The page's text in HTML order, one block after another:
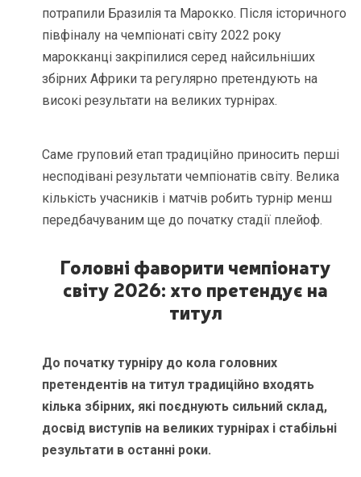
потрапили Бразилія та Марокко. Після історичного
півфіналу на чемпіонаті світу 2022 року
марокканці закріпилися серед найсильніших
збірних Африки та регулярно претендують на
високі результати на великих турнірах.
Саме груповий етап традиційно приносить перші
несподівані результати чемпіонатів світу. Велика
кількість учасників і матчів робить турнір менш
передбачуваним ще до початку стадії плейоф.
Головні фаворити чемпіонату
світу 2026: хто претендує на
титул
До початку турніру до кола головних
претендентів на титул традиційно входять
кілька збірних, які поєднують сильний склад,
досвід виступів на великих турнірах і стабільні
результати в останні роки.